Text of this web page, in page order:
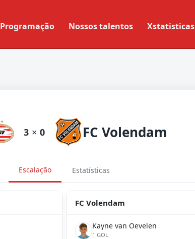
Programação Nossos talentos Xstatisticas
3 × 0 FC Volendam
Escalação Estatísticas
FC Volendam
Kayne van Oevelen
1 GOL